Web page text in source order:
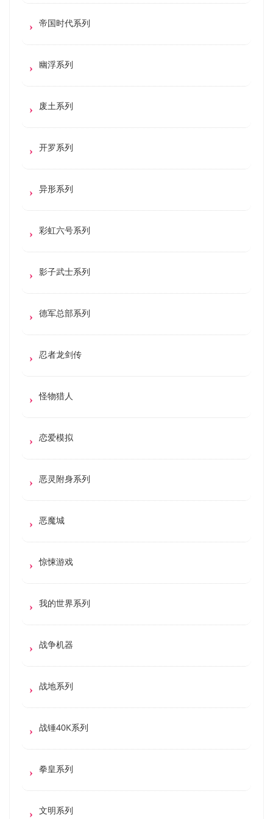
帝国时代系列
幽浮系列
废土系列
开罗系列
异形系列
彩虹六号系列
影子武士系列
德军总部系列
忍者龙剑传
怪物猎人
恋爱模拟
恶灵附身系列
恶魔城
惊悚游戏
我的世界系列
战争机器
战地系列
战锤40K系列
拳皇系列
文明系列